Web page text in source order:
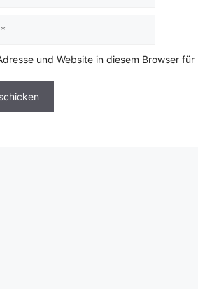
und Website in diesem Browser